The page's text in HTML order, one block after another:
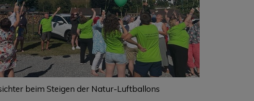
beim Steigen der Natur-Luftballons